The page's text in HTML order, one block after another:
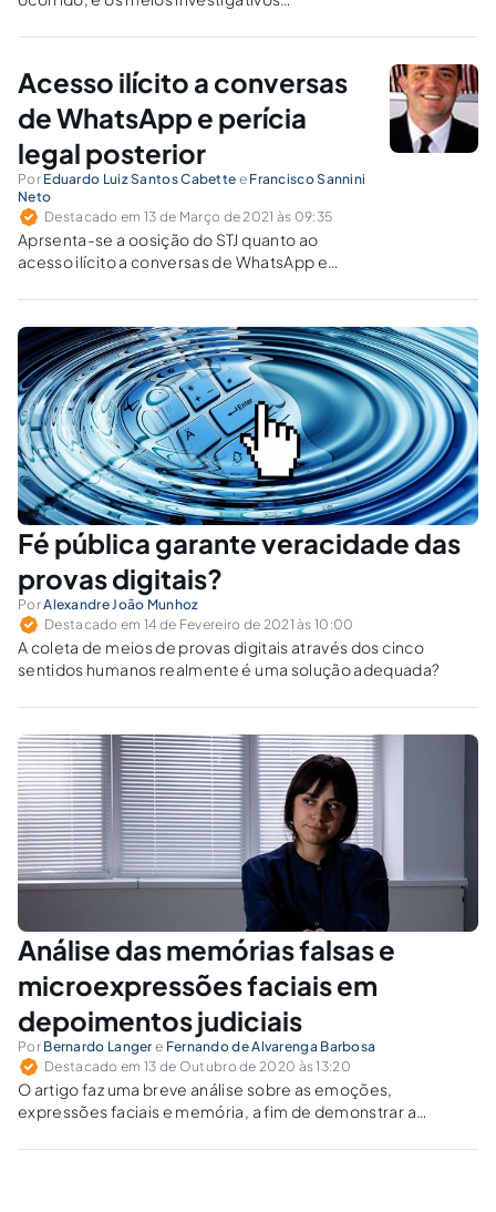
métodos de investigação policial que
Acesso ilícito a conversas
de WhatsApp e perícia
legal posterior
Por Eduardo Luiz Santos Cabette e Francisco Sannini
Neto
Destacado em 13 de Março de 2021 às 09:35
Aprsenta-se a oosição do STJ quanto ao
acesso ilícito a conversas de WhatsApp e
perícia.
Fé pública garante veracidade das
provas digitais?
PorAlexandre João Munhoz
Destacado em 14 de Fevereiro de 2021 às 10:00
A coleta de meios de provas digitais através dos cinco
sentidos humanos realmente é uma solução adequada?
Análise das memórias falsas e
microexpressões faciais em
depoimentos judiciais
Por Bernardo Langer e Fernando de Alvarenga Barbosa
Destacado em 13 de Outubro de 2020 às 13:20
O artigo faz uma breve análise sobre as emoções,
expressões faciais e memória, a fim de demonstrar a
fatores prejudiciais, tais como: falsa memória, indução e